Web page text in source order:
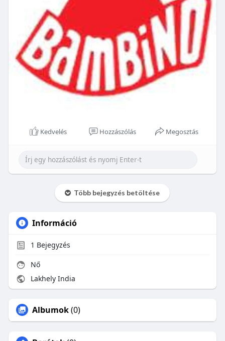
Kedvelés Hozzászólás Megosztás
Több bejegyzés betöltése
Információ
1 Bejegyzés
Nő
Lakhely India
Albumok(0)